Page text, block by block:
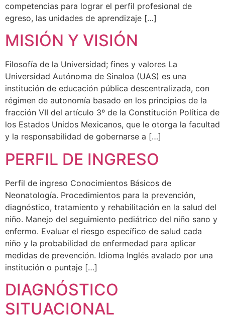
competencias para lograr el perfil profesional de
egreso, las unidades de aprendizaje […]
MISIÓN Y VISIÓN
Filosofía de la Universidad; fines y valores La
Universidad Autónoma de Sinaloa (UAS) es una
institución de educación pública descentralizada, con
régimen de autonomía basado en los principios de la
fracción VII del artículo 3º de la Constitución Política de
los Estados Unidos Mexicanos, que le otorga la facultad
y la responsabilidad de gobernarse a […]
PERFIL DE INGRESO
Perfil de ingreso Conocimientos Básicos de
Neonatología. Procedimientos para la prevención,
diagnóstico, tratamiento y rehabilitación en la salud del
niño. Manejo del seguimiento pediátrico del niño sano y
enfermo. Evaluar el riesgo específico de salud cada
niño y la probabilidad de enfermedad para aplicar
medidas de prevención. Idioma Inglés avalado por una
institución o puntaje […]
DIAGNÓSTICO
SITUACIONAL